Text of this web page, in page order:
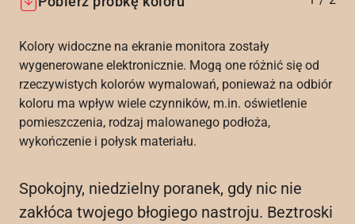
Kolory widoczne na ekranie monitora zostały
wygenerowane elektronicznie. Mogą one różnić się od
rzeczywistych kolorów wymalowań, ponieważ na odbiór
koloru ma wpływ wiele czynników, m.in. oświetlenie
pomieszczenia, rodzaj malowanego podłoża,
wykończenie i połysk materiału.
Spokojny, niedzielny poranek, gdy nic nie
zakłóca twojego błogiego nastroju. Beztroski